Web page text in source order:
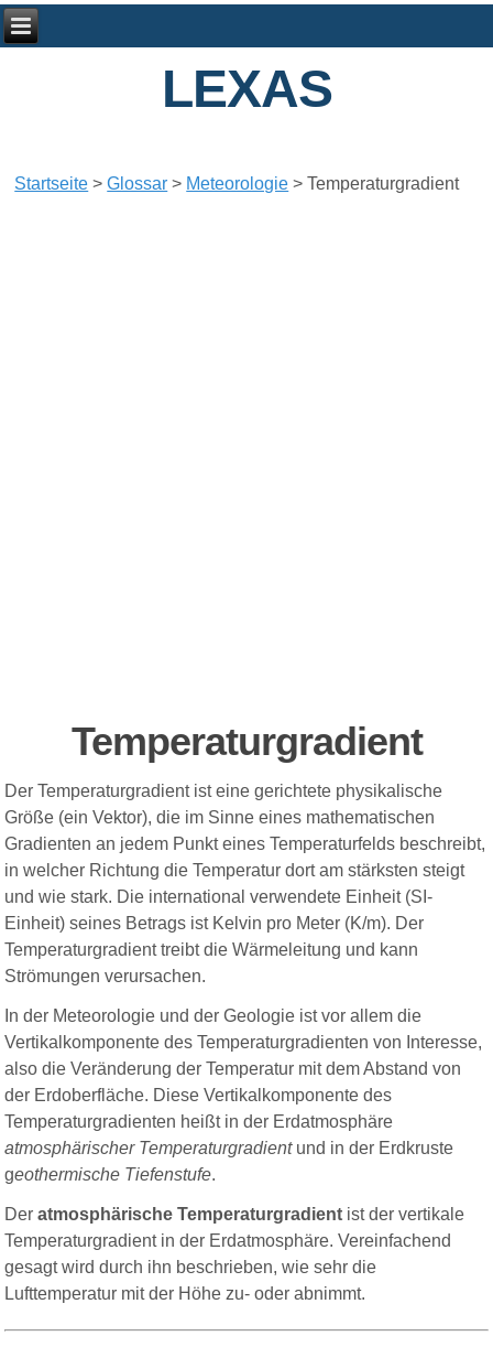
LEXAS
Startseite >Glossar > Meteorologie >Temperaturgradient
Temperaturgradient
Der Temperaturgradient ist eine gerichtete physikalische
Größe (ein Vektor), die im Sinne eines mathematischen
Gradienten an jedem Punkt eines Temperaturfelds beschreibt,
in welcher Richtung die Temperatur dort am stärksten steigt
und wie stark. Die international verwendete Einheit (SI-
Einheit) seines Betrags ist Kelvin pro Meter (K/m). Der
Temperaturgradient treibt die Wärmeleitung und kann
Strömungen verursachen.
In der Meteorologie und der Geologie ist vor allem die
Vertikalkomponente des Temperaturgradienten von Interesse,
also die Veränderung der Temperatur mit dem Abstand von
der Erdoberfläche. Diese Vertikalkomponente des
Temperaturgradienten heißt in der Erdatmosphäre
atmosphärischer Temperaturgradientund in der Erdkruste
geothermische Tiefenstufe.
Deratmosphärische Temperaturgradient ist der vertikale
Temperaturgradient in der Erdatmosphäre. Vereinfachend
gesagt wird durch ihn beschrieben, wie sehr die
Lufttemperatur mit der Höhe zu- oder abnimmt.